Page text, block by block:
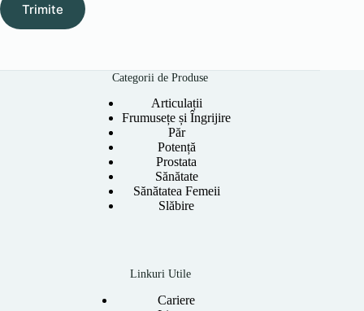
Trimite
Categorii de Produse
Articulații
Frumusețe și Îngrijire
Păr
Potență
Prostata
Sănătate
Sănătatea Femeii
Slăbire
Linkuri Utile
Cariere